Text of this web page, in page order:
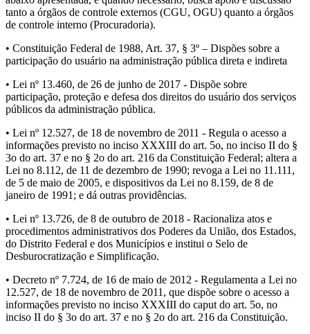
tanto a órgãos de controle externos (CGU, OGU) quanto a órgãos
de controle interno (Procuradoria).
• Constituição Federal de 1988, Art. 37, § 3º – Dispões sobre a
participação do usuário na administração pública direta e indireta
• Lei nº 13.460, de 26 de junho de 2017 - Dispõe sobre
participação, proteção e defesa dos direitos do usuário dos serviços
públicos da administração pública.
• Lei nº 12.527, de 18 de novembro de 2011 - Regula o acesso a
informações previsto no inciso XXXIII do art. 5o, no inciso II do §
3o do art. 37 e no § 2o do art. 216 da Constituição Federal; altera a
Lei no 8.112, de 11 de dezembro de 1990; revoga a Lei no 11.111,
de 5 de maio de 2005, e dispositivos da Lei no 8.159, de 8 de
janeiro de 1991; e dá outras providências.
• Lei nº 13.726, de 8 de outubro de 2018 - Racionaliza atos e
procedimentos administrativos dos Poderes da União, dos Estados,
do Distrito Federal e dos Municípios e institui o Selo de
Desburocratização e Simplificação.
• Decreto nº 7.724, de 16 de maio de 2012 - Regulamenta a Lei no
12.527, de 18 de novembro de 2011, que dispõe sobre o acesso a
informações previsto no inciso XXXIII do caput do art. 5o, no
inciso II do § 3o do art. 37 e no § 2o do art. 216 da Constituição.